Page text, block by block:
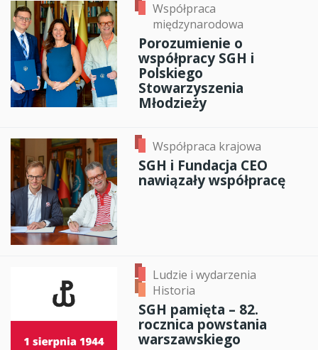
Współpraca
międzynarodowa
Porozumienie o
współpracy SGH i
Polskiego
Stowarzyszenia
Młodzieży
Współpraca krajowa
SGH i Fundacja CEO
nawiązały współpracę
Ludzie i wydarzenia
Historia
SGH pamięta – 82.
rocznica powstania
warszawskiego